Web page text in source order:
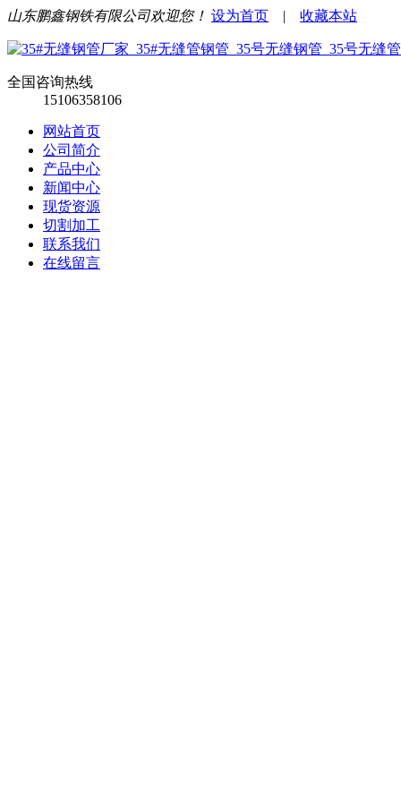
山东鹏鑫钢铁有限公司欢迎您！ 设为首页 | 收藏本站
全国咨询热线
15106358106
网站首页
公司简介
产品中心
新闻中心
现货资源
切割加工
联系我们
在线留言